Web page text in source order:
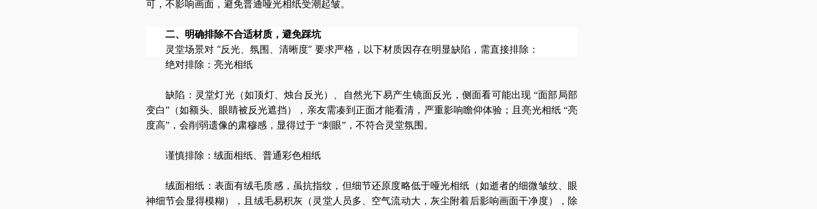
可，不影响画面，避免普通哑光相纸受潮起皱。
二、明确排除不合适材质，避免踩坑
灵堂场景对 “反光、氛围、清晰度” 要求严格，以下材质因存在明显缺陷，需直接排除：
绝对排除：亮光相纸
缺陷：灵堂灯光（如顶灯、烛台反光）、自然光下易产生镜面反光，侧面看可能出现 “面部局部
变白”（如额头、眼睛被反光遮挡），亲友需凑到正面才能看清，严重影响瞻仰体验；且亮光相纸 “亮
度高”，会削弱遗像的肃穆感，显得过于 “刺眼”，不符合灵堂氛围。
谨慎排除：绒面相纸、普通彩色相纸
绒面相纸：表面有绒毛质感，虽抗指纹，但细节还原度略低于哑光相纸（如逝者的细微皱纹、眼
神细节会显得模糊），且绒毛易积灰（灵堂人员多、空气流动大，灰尘附着后影响画面干净度），除